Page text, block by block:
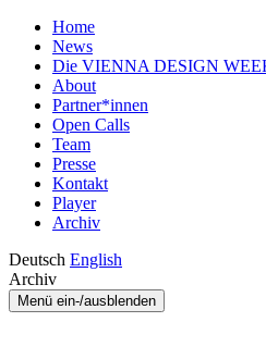
Home
News
Die VIENNA DESIGN
About
Partner*innen
Open Calls
Team
Presse
Kontakt
Player
Archiv
Deutsch English
Archiv
Menü ein-/ausblenden